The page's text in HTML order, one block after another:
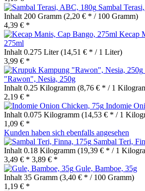
Sambal
Inhalt 200 Gramm (2,20 € * / 100 Gramm)
4,39 € *
Kecap
275ml
Inhalt 0.275 Liter(14,51 € * / 1 Liter)
3,99 € *
"Rawon", Nesia, 250g
Inhalt 0.25 Kilogramm (8,76 € * / 1
2,19 € *
Indomie
Inhalt 0.075 Kilogramm (14,53 € * / 1
1,09 € *
Kunden haben sich ebenfalls angesehen
Sambal Teri,
Inhalt 0.18 Kilogramm (19,39 € * / 1
3,49 € * 3,89 € *
Gule, Bamboe, 35g
Inhalt 35 Gramm (3,40 € * / 100 Gramm)
1,19 € *